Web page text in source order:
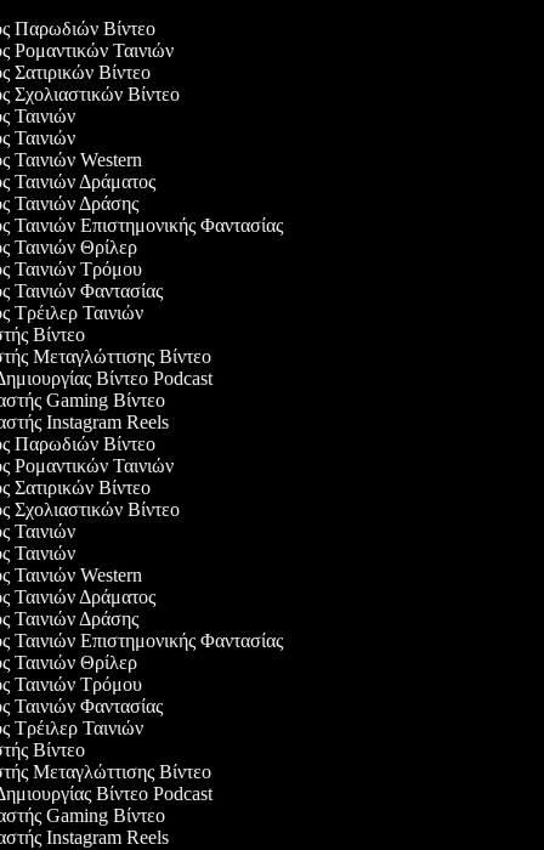
Παρωδιών Βίντεο
Ρομαντικών Ταινιών
Σατιρικών Βίντεο
Σχολιαστικών Βίντεο
Ταινιών
Ταινιών
Ταινιών Western
Ταινιών Δράματος
Ταινιών Δράσης
Ταινιών Επιστημονικής Φαντασίας
Ταινιών Θρίλερ
Ταινιών Τρόμου
Ταινιών Φαντασίας
Τρέιλερ Ταινιών
Βίντεο
Μεταγλώττισης Βίντεο
Βίντεο Podcast
Gaming Βίντεο
Instagram Reels
Παρωδιών Βίντεο
Ρομαντικών Ταινιών
Σατιρικών Βίντεο
Σχολιαστικών Βίντεο
Ταινιών
Ταινιών
Ταινιών Western
Ταινιών Δράματος
Ταινιών Δράσης
Ταινιών Επιστημονικής Φαντασίας
Ταινιών Θρίλερ
Ταινιών Τρόμου
Ταινιών Φαντασίας
Τρέιλερ Ταινιών
Βίντεο
Μεταγλώττισης Βίντεο
Βίντεο Podcast
Gaming Βίντεο
Instagram Reels